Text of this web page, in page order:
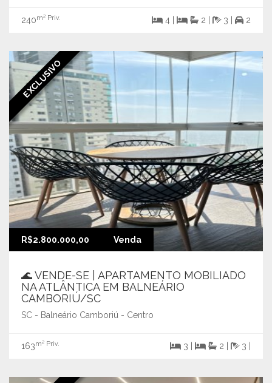
240m² Priv. 4 | 2 | 3 | 2
EXCLUSIVO
R$2.800.000,00 Venda
🌊 VENDE-SE | APARTAMENTO MOBILIADO
NA ATLÂNTICA EM BALNEÁRIO
CAMBORIÚ/SC
SC - Balneário Camboriú - Centro
163m² Priv. 3 | 2 | 3 |